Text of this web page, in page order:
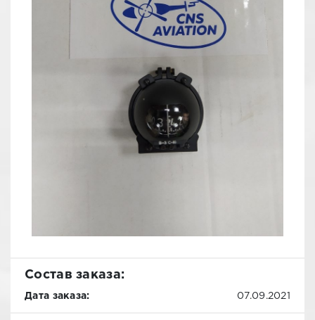
Состав заказа:
Дата заказа: 07.09.2021